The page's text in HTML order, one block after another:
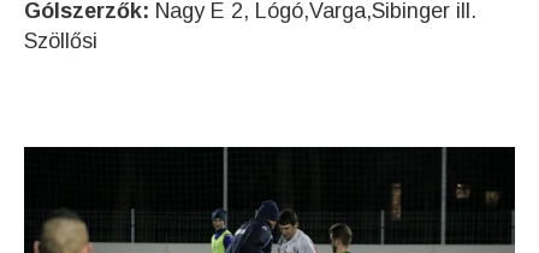
Gólszerzők: Nagy E 2, Lógó,Varga,Sibinger ill.
Szöllősi